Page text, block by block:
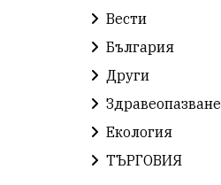
Вести
България
Други
Здравеопазване
Екология
ТЪРГОВИЯ